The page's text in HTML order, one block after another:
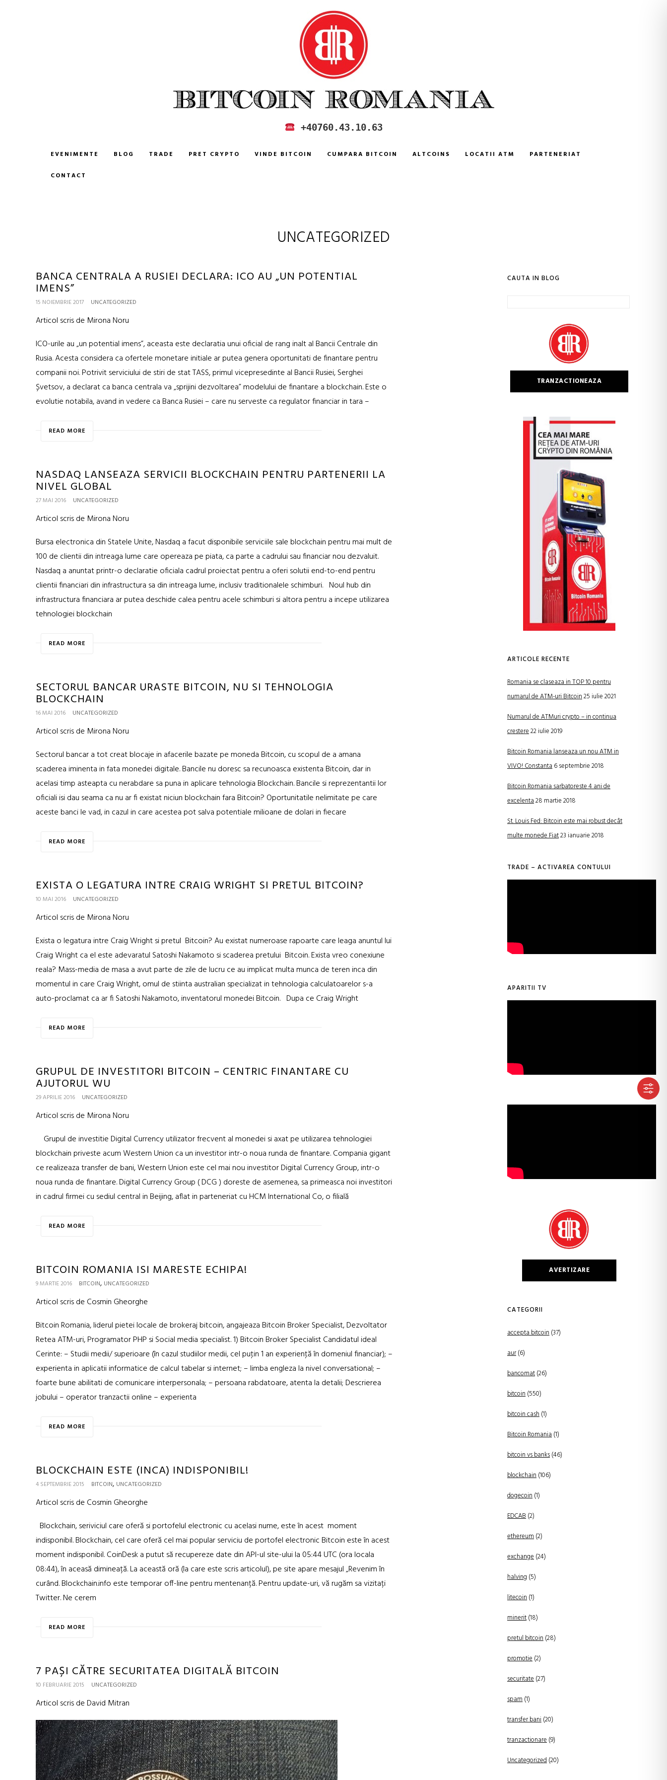
CUMPARA SI VINDE BITCOIN IN ROMANIA +40760.43.10.63
EVENIMENTE BLOG TRADE PRET CRYPTO VINDE BITCOIN CUMPARA BITCOIN ALTCOINS LOCATII ATM PARTENERIAT
CONTACT
UNCATEGORIZED
BANCA CENTRALA A RUSIEI DECLARA: ICO AU „UN POTENTIAL
IMENS”
15 NOIEMBRIE 2017 UNCATEGORIZED
Articol scris de Mirona Noru
ICO-urile au „un potential imens”, aceasta este declaratia unui oficial de rang inalt al Bancii Centrale din
Rusia. Acesta considera ca ofertele monetare initiale ar putea genera oportunitati de finantare pentru
companii noi. Potrivit serviciului de stiri de stat TASS, primul vicepresedinte al Bancii Rusiei, Serghei
Șvetsov, a declarat ca banca centrala va „sprijini dezvoltarea” modelului de finantare a blockchain. Este o
evolutie notabila, avand in vedere ca Banca Rusiei – care nu serveste ca regulator financiar in tara –
READ MORE
NASDAQ LANSEAZA SERVICII BLOCKCHAIN PENTRU PARTENERII LA
NIVEL GLOBAL
27 MAI 2016 UNCATEGORIZED
Articol scris de Mirona Noru
Bursa electronica din Statele Unite, Nasdaq a facut disponibile serviciile sale blockchain pentru mai mult de
100 de clientii din intreaga lume care opereaza pe piata, ca parte a cadrului sau financiar nou dezvaluit.
Nasdaq a anuntat printr-o declaratie oficiala cadrul proiectat pentru a oferi solutii end-to-end pentru
clientii financiari din infrastructura sa din intreaga lume, inclusiv traditionalele schimburi. Noul hub din
infrastructura financiara ar putea deschide calea pentru acele schimburi si altora pentru a incepe utilizarea
tehnologiei blockchain
READ MORE
SECTORUL BANCAR URASTE BITCOIN, NU SI TEHNOLOGIA
BLOCKCHAIN
16 MAI 2016 UNCATEGORIZED
Articol scris de Mirona Noru
Sectorul bancar a tot creat blocaje in afacerile bazate pe moneda Bitcoin, cu scopul de a amana
scaderea iminenta in fata monedei digitale. Bancile nu doresc sa recunoasca existenta Bitcoin, dar in
acelasi timp asteapta cu nerabdare sa puna in aplicare tehnologia Blockchain. Bancile si reprezentantii lor
oficiali isi dau seama ca nu ar fi existat niciun blockchain fara Bitcoin? Oportunitatile nelimitate pe care
aceste banci le vad, in cazul in care acestea pot salva potentiale milioane de dolari in fiecare
READ MORE
EXISTA O LEGATURA INTRE CRAIG WRIGHT SI PRETUL BITCOIN?
10 MAI 2016 UNCATEGORIZED
Articol scris de Mirona Noru
Exista o legatura intre Craig Wright si pretul Bitcoin? Au existat numeroase rapoarte care leaga anuntul lui
Craig Wright ca el este adevaratul Satoshi Nakamoto si scaderea pretului Bitcoin. Exista vreo conexiune
reala? Mass-media de masa a avut parte de zile de lucru ce au implicat multa munca de teren inca din
momentul in care Craig Wright, omul de stiinta australian specializat in tehnologia calculatoarelor s-a
auto-proclamat ca ar fi Satoshi Nakamoto, inventatorul monedei Bitcoin. Dupa ce Craig Wright
READ MORE
GRUPUL DE INVESTITORI BITCOIN – CENTRIC FINANTARE CU
AJUTORUL WU
29 APRILIE 2016 UNCATEGORIZED
Articol scris de Mirona Noru
Grupul de investitie Digital Currency utilizator frecvent al monedei si axat pe utilizarea tehnologiei
blockchain priveste acum Western Union ca un investitor intr-o noua runda de finantare. Compania gigant
ce realizeaza transfer de bani, Western Union este cel mai nou investitor Digital Currency Group, intr-o
noua runda de finantare. Digital Currency Group ( DCG ) doreste de asemenea, sa primeasca noi investitori
in cadrul firmei cu sediul central in Beijing, aflat in parteneriat cu HCM International Co, o filială
READ MORE
BITCOIN ROMANIA ISI MARESTE ECHIPA!
9 MARTIE 2016 BITCOIN, UNCATEGORIZED
Articol scris de Cosmin Gheorghe
Bitcoin Romania, liderul pietei locale de brokeraj bitcoin, angajeaza Bitcoin Broker Specialist, Dezvoltator
Retea ATM-uri, Programator PHP si Social media specialist. 1) Bitcoin Broker Specialist Candidatul ideal
Cerinte: – Studii medii/ superioare (în cazul studiilor medii, cel puţin 1 an experienţă în domeniul financiar); –
experienta in aplicatii informatice de calcul tabelar si internet; – limba engleza la nivel conversational; –
foarte bune abilitati de comunicare interpersonala; – persoana rabdatoare, atenta la detalii; Descrierea
jobului – operator tranzactii online – experienta
READ MORE
BLOCKCHAIN ESTE (INCA) INDISPONIBIL!
4 SEPTEMBRIE 2015 BITCOIN, UNCATEGORIZED
Articol scris de Cosmin Gheorghe
Blockchain, seriviciul care oferă si portofelul electronic cu acelasi nume, este în acest moment
indisponibil. Blockchain, cel care oferă cel mai popular serviciu de portofel electronic Bitcoin este în acest
moment indisponibil. CoinDesk a putut să recupereze date din API-ul site-ului la 05:44 UTC (ora locala
08:44), în aceasă dimineață. La această oră (la care este scris articolul), pe site apare mesajul „Revenim în
curând. Blockchain.info este temporar off-line pentru mentenanță. Pentru update-uri, vă rugăm sa vizitați
Twitter. Ne cerem
READ MORE
7 PAȘI CĂTRE SECURITATEA DIGITALĂ BITCOIN
10 FEBRUARIE 2015 UNCATEGORIZED
Articol scris de David Mitran
CAUTA IN BLOG
TRANZACTIONEAZA
ARTICOLE RECENTE
Romania se claseaza in TOP 10 pentru
numarul de ATM-uri Bitcoin25 iulie 2021
Numarul de ATMuri crypto – in continua
crestere22 iulie 2019
Bitcoin Romania lanseaza un nou ATM in
VIVO! Constanta6 septembrie 2018
Bitcoin Romania sarbatoreste 4 ani de
excelenta28 martie 2018
St. Louis Fed: Bitcoin este mai robust decât
multe monede Fiat23 ianuarie 2018
TRADE – ACTIVAREA CONTULUI
APARITII TV
AVERTIZARE
CATEGORII
accepta bitcoin(37)
aur(6)
bancomat(26)
bitcoin(550)
bitcoin cash(1)
Bitcoin Romania(1)
bitcoin vs banks(46)
blockchain(106)
dogecoin(1)
EDCAB(2)
ethereum(2)
exchange(24)
halving (5)
litecoin(1)
minerit(18)
pretul bitcoin(28)
promotie(2)
securitate(27)
spam(1)
transfer bani(20)
tranzactionare(9)
Uncategorized(20)